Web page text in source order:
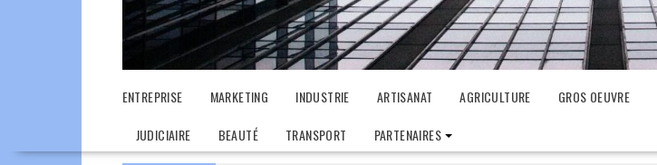
ENTREPRISE MARKETING INDUSTRIE ARTISANAT AGRICULTURE GROS OEUVRE
JUDICIAIRE
BEAUTÉ TRANSPORT PARTENAIRES